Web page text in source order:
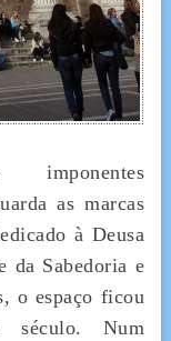
as marcas
à Deusa
da Sabedoria e
o espaço ficou
século. Num